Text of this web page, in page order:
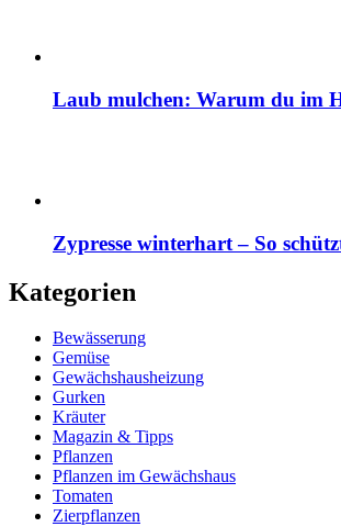
Laub mulchen: Warum du im
Zypresse winterhart – So
Kategorien
Bewässerung
Gemüse
Gewächshausheizung
Gurken
Kräuter
Magazin & Tipps
Pflanzen
Pflanzen im Gewächshaus
Tomaten
Zierpflanzen